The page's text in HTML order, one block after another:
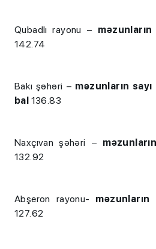
Qubadlı rayonu – məzunların
142.74
Bakı şəhəri – məzunların sayı
bal 136.83
Naxçıvan şəhəri –
132.92
Abşeron rayonu- məzunların
127.62